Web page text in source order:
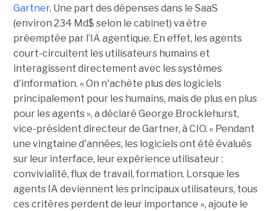
Gartner. Une part des dépenses dans le SaaS
(environ 234 Md$ selon le cabinet) va être
préemptée par l’IA agentique. En effet, les agents
court-circuitent les utilisateurs humains et
interagissent directement avec les systèmes
d'information. « On n'achète plus des logiciels
principalement pour les humains, mais de plus en plus
pour les agents », a déclaré George Brocklehurst,
vice-président directeur de Gartner, à CIO. « Pendant
une vingtaine d'années, les logiciels ont été évalués
sur leur interface, leur expérience utilisateur :
convivialité, flux de travail, formation. Lorsque les
agents IA deviennent les principaux utilisateurs, tous
ces critères perdent de leur importance », ajoute le